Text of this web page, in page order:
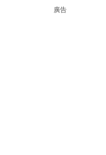
廣告